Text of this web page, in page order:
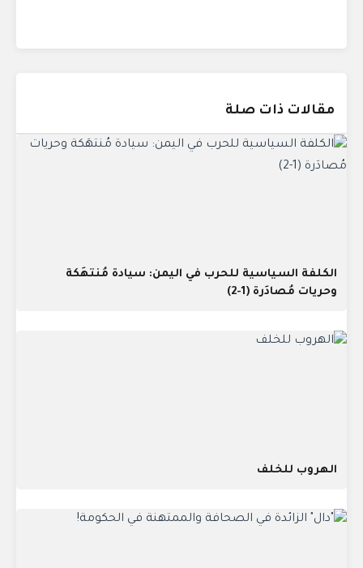
مقالات ذات صلة
الكلفة السياسية للحرب في اليمن: سيادة مُنتهَكة
وحريات مُصادَرة (1-2)
الهروب للخلف